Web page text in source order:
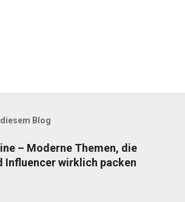
Blog
– Moderne Themen, die
Influencer wirklich packen